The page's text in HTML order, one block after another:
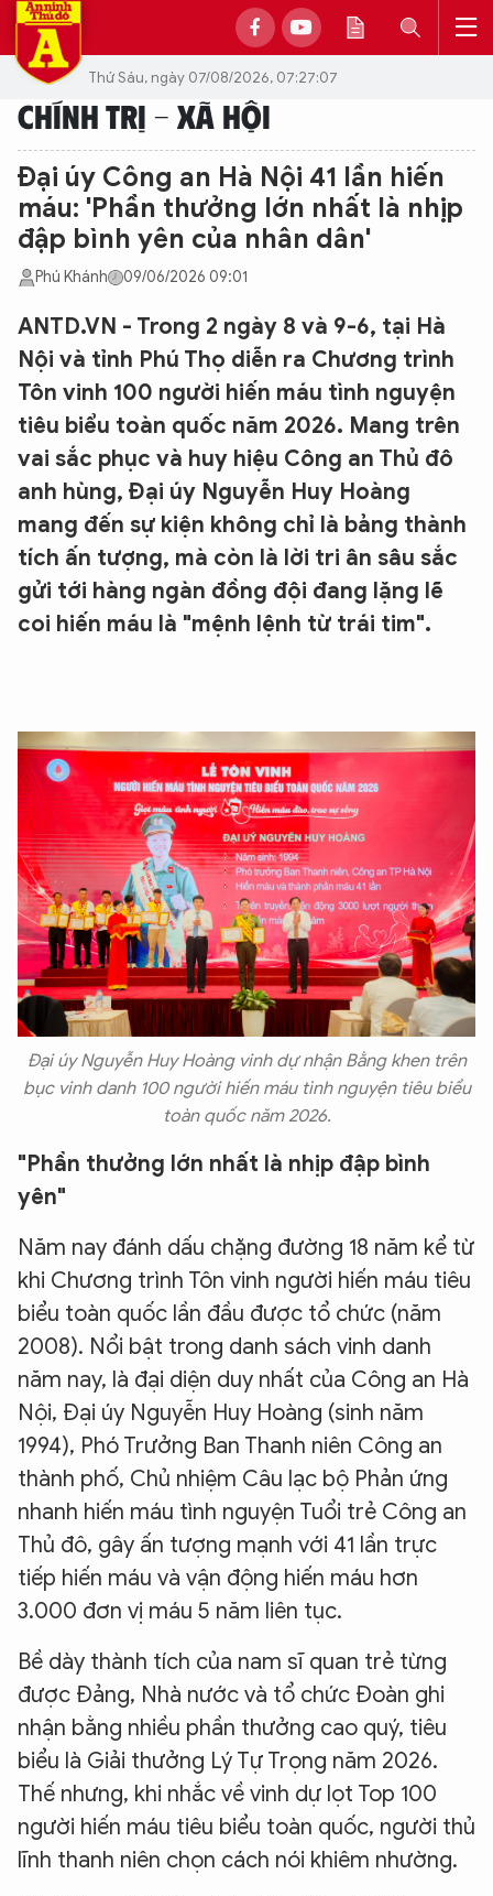
Thứ Sáu, ngày 07/08/2026, 07:27:07
CHÍNH TRỊ - XÃ HỘI
Đại úy Công an Hà Nội 41 lần hiến
máu: 'Phần thưởng lớn nhất là nhịp
đập bình yên của nhân dân'
Phú Khánh 09/06/2026 09:01
ANTD.VN - Trong 2 ngày 8 và 9-6, tại Hà
Nội và tỉnh Phú Thọ diễn ra Chương trình
Tôn vinh 100 người hiến máu tình nguyện
tiêu biểu toàn quốc năm 2026. Mang trên
vai sắc phục và huy hiệu Công an Thủ đô
anh hùng, Đại úy Nguyễn Huy Hoàng
mang đến sự kiện không chỉ là bảng thành
tích ấn tượng, mà còn là lời tri ân sâu sắc
gửi tới hàng ngàn đồng đội đang lặng lẽ
coi hiến máu là "mệnh lệnh từ trái tim".
Đại úy Nguyễn Huy Hoàng vinh dự nhận Bằng khen trên
bục vinh danh 100 người hiến máu tình nguyện tiêu biểu
toàn quốc năm 2026.
"Phần thưởng lớn nhất là nhịp đập bình
yên"
Năm nay đánh dấu chặng đường 18 năm kể từ
khi Chương trình Tôn vinh người hiến máu tiêu
biểu toàn quốc lần đầu được tổ chức (năm
2008). Nổi bật trong danh sách vinh danh
năm nay, là đại diện duy nhất của Công an Hà
Nội, Đại úy Nguyễn Huy Hoàng (sinh năm
1994), Phó Trưởng Ban Thanh niên Công an
thành phố, Chủ nhiệm Câu lạc bộ Phản ứng
nhanh hiến máu tình nguyện Tuổi trẻ Công an
Thủ đô, gây ấn tượng mạnh với 41 lần trực
tiếp hiến máu và vận động hiến máu hơn
3.000 đơn vị máu 5 năm liên tục.
Bề dày thành tích của nam sĩ quan trẻ từng
được Đảng, Nhà nước và tổ chức Đoàn ghi
nhận bằng nhiều phần thưởng cao quý, tiêu
biểu là Giải thưởng Lý Tự Trọng năm 2026.
Thế nhưng, khi nhắc về vinh dự lọt Top 100
người hiến máu tiêu biểu toàn quốc, người thủ
lĩnh thanh niên chọn cách nói khiêm nhường.